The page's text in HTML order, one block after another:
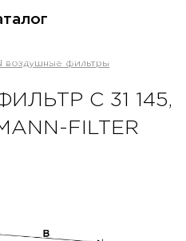
ДИСТРИБЬЮТОР
воздушные фильтры
C 31 145,
FILTER